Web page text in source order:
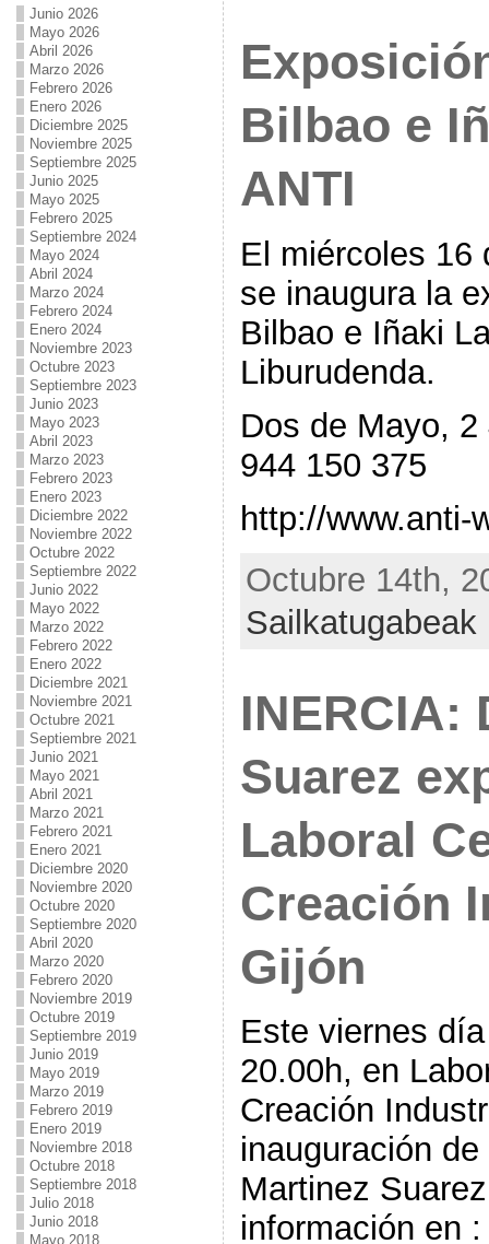
Junio 2026
Mayo 2026
Abril 2026
Marzo 2026
Febrero 2026
Enero 2026
Diciembre 2025
Noviembre 2025
Septiembre 2025
Junio 2025
Mayo 2025
Febrero 2025
Septiembre 2024
Mayo 2024
Abril 2024
Marzo 2024
Febrero 2024
Enero 2024
Noviembre 2023
Octubre 2023
Septiembre 2023
Junio 2023
Mayo 2023
Abril 2023
Marzo 2023
Febrero 2023
Enero 2023
Diciembre 2022
Noviembre 2022
Octubre 2022
Septiembre 2022
Junio 2022
Mayo 2022
Marzo 2022
Febrero 2022
Enero 2022
Diciembre 2021
Noviembre 2021
Octubre 2021
Septiembre 2021
Junio 2021
Mayo 2021
Abril 2021
Marzo 2021
Febrero 2021
Enero 2021
Diciembre 2020
Noviembre 2020
Octubre 2020
Septiembre 2020
Abril 2020
Marzo 2020
Febrero 2020
Noviembre 2019
Octubre 2019
Septiembre 2019
Junio 2019
Mayo 2019
Marzo 2019
Febrero 2019
Enero 2019
Noviembre 2018
Octubre 2018
Septiembre 2018
Julio 2018
Junio 2018
Mayo 2018
Bilbao e
ANTI
El miércoles 16
se inaugura la
Bilbao e Iñaki
Liburudenda.
Dos de Mayo,
944 150 375
http://www.anti-
Octubre 14th,
Sailkatugabeak
INERCIA:
Suarez
Laboral
Creación
Gijón
Este viernes
20.00h, en
Creación
inauguración
Martinez
información en :